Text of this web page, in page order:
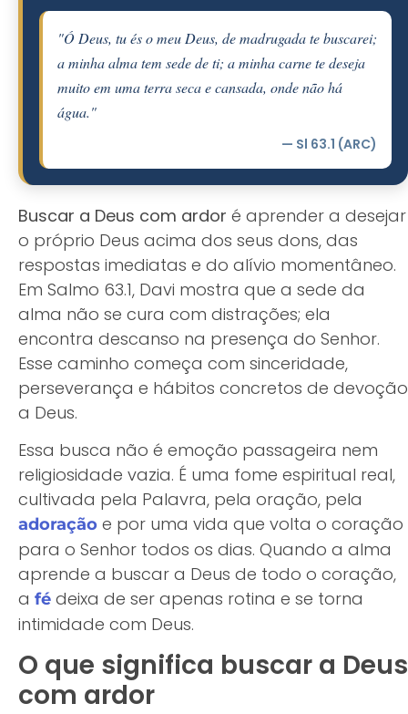
"Ó Deus, tu és o meu Deus, de madrugada te buscarei;
a minha alma tem sede de ti; a minha carne te deseja
muito em uma terra seca e cansada, onde não há
água."
— Sl 63.1 (ARC)
Buscar a Deus com ardor é aprender a desejar
o próprio Deus acima dos seus dons, das
respostas imediatas e do alívio momentâneo.
Em Salmo 63.1, Davi mostra que a sede da
alma não se cura com distrações; ela
encontra descanso na presença do Senhor.
Esse caminho começa com sinceridade,
perseverança e hábitos concretos de devoção
a Deus.
Essa busca não é emoção passageira nem
religiosidade vazia. É uma fome espiritual real,
cultivada pela Palavra, pela oração, pela
adoração e por uma vida que volta o coração
para o Senhor todos os dias. Quando a alma
aprende a buscar a Deus de todo o coração,
a fé deixa de ser apenas rotina e se torna
intimidade com Deus.
O que significa buscar a Deus
com ardor